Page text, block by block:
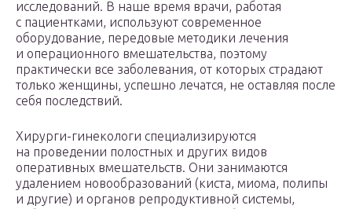
исследований. В наше время врачи, работая
с пациентками, используют современное
оборудование, передовые методики лечения
и операционного вмешательства, поэтому
практически все заболевания, от которых страдают
только женщины, успешно лечатся, не оставляя после
себя последствий.
Хирурги-гинекологи специализируются
на проведении полостных и других видов
оперативных вмешательств. Они занимаются
удалением новообразований (киста, миома, полипы
и другие) и органов репродуктивной системы,